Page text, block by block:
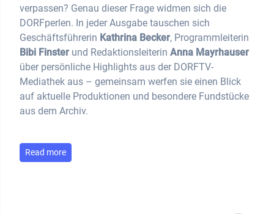
verpassen? Genau dieser Frage widmen sich die
DORFperlen. In jeder Ausgabe tauschen sich
Geschäftsführerin Kathrina Becker, Programmleiterin
Bibi Finster und Redaktionsleiterin Anna Mayrhauser
über persönliche Highlights aus der DORFTV-
Mediathek aus – gemeinsam werfen sie einen Blick
auf aktuelle Produktionen und besondere Fundstücke
aus dem Archiv.
Read more